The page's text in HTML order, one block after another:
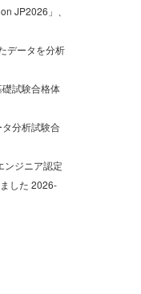
JP2026」、
データを分析
試験合格体
分析試験合
ンジニア認定
した 2026-